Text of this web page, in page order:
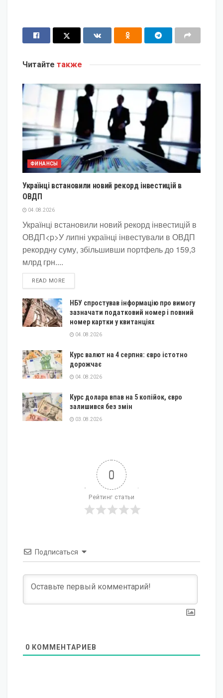
Читайте также
ФИНАНСЫ
Українці встановили новий рекорд інвестицій в
ОВДП
04.08.2026
Українці встановили новий рекорд інвестицій в
ОВДП<p>У липні українці інвестували в ОВДП
рекордну суму, збільшивши портфель до 159,3
млрд грн....
READ MOREDETAILS
НБУ спростував інформацію про вимогу
зазначати податковий номер і повний
номер картки у квитанціях
04.08.2026
Курс валют на 4 серпня: євро істотно
дорожчає
04.08.2026
Курс долара впав на 5 копійок, євро
залишився без змін
03.08.2026
0
Рейтинг статьи
Подписаться
0 КОММЕНТАРИЕВ